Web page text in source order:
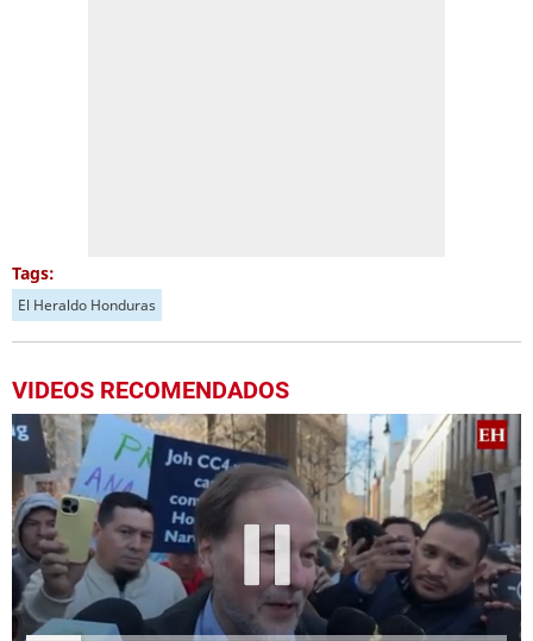
Tags:
El Heraldo Honduras
VIDEOS RECOMENDADOS